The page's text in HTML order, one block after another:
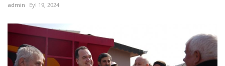
admin Eyl 19, 2024